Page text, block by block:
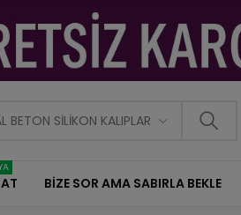
BETON SILIKON KALIPLAR
BİZE SOR AMA SABIRLA BEKLE